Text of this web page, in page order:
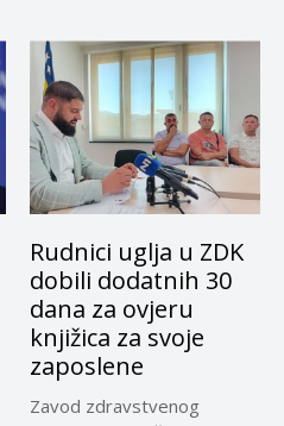
Rudnici uglja u ZDK
dobili dodatnih 30
dana za ovjeru
knjižica za svoje
zaposlene
Zavod zdravstvenog